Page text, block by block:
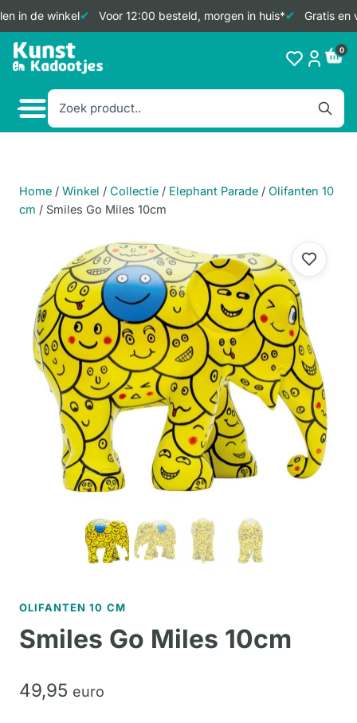
in de winkel Voor 12:00 besteld, morgen in huis* Gratis en
Doorgaan
naar
0
Home / Winkel / Collectie / Elephant Parade / Olifanten 10
cm / Smiles Go Miles 10cm
OLIFANTEN 10 CM
Smiles Go Miles 10cm
49,95 euro